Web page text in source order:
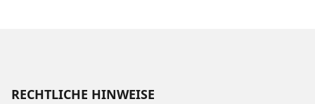
RECHTLICHE HINWEISE